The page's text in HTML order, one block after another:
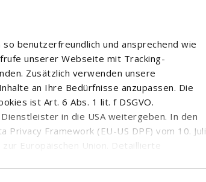
benutzerfreundlich und ansprechend wie
unserer Webseite mit Tracking-
Zusätzlich verwenden unsere
an Ihre Bedürfnisse anzupassen. Die
ist Art. 6 Abs. 1 lit. f DSGVO.
in die USA weitergeben. In den
Privacy Framework (EU-US DPF) vom 10. Juli
Europäischen Union. Detaillierte
permission to access this resource.